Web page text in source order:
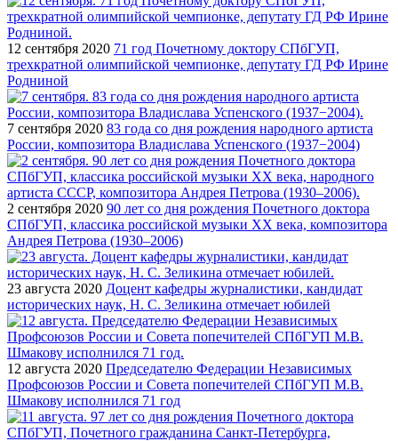
12 сентября 2020 71 год Почетному доктору СПбГУП,
трехкратной олимпийской чемпионке, депутату ГД РФ Ирине
Родниной
7 сентября 2020 83 года со дня рождения народного артиста
России, композитора Владислава Успенского (1937−2004)
2 сентября 2020 90 лет со дня рождения Почетного доктора
СПбГУП, классика российской музыки ХХ века, композитора
Андрея Петрова (1930–2006)
23 августа 2020 Доцент кафедры журналистики, кандидат
исторических наук, Н. С. Зеликина отмечает юбилей
12 августа 2020 Председателю Федерации Независимых
Профсоюзов России и Совета попечителей СПбГУП М.В.
Шмакову исполнился 71 год